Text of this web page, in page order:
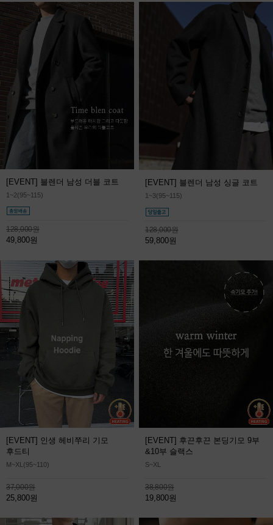
[EVENT] 블렌더 남성 더블 코트
1~2(95~115)
128,000원
49,800원
[EVENT] 블렌더 남성 싱글 코트
1~3(95~115)
128,000원
59,800원
[EVENT] 인생 헤비쭈리 기모
후드티
M~XL(95~110)
37,000원
25,800원
[EVENT] 후끈후끈 본딩기모 9부
&10부 슬랙스
S~XL
38,800원
19,800원